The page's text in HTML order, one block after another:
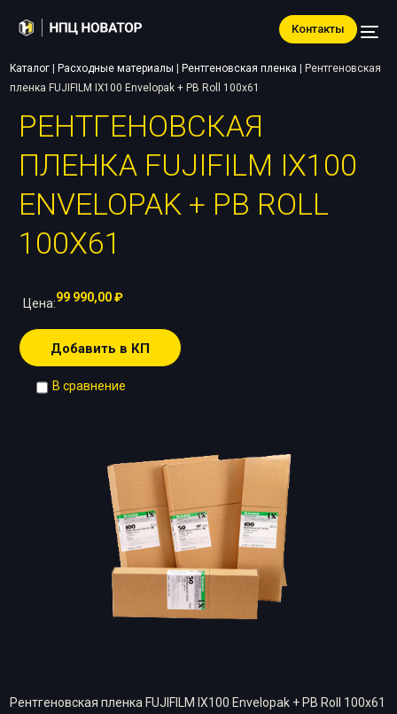
Контакты
Каталог Расходные материалы Рентгеновская пленка
Рентгеновская
пленка FUJIFILM IX100 Envelopak + PB Roll 100х61
РЕНТГЕНОВСКАЯ
ПЛЕНКА FUJIFILM IX100
ENVELOPAK + PB ROLL
100Х61
Цена:99 990,00₽
Добавить в КП
В сравнение
Рентгеновская пленка FUJIFILM IX100 Envelopak + PB Roll 100х61